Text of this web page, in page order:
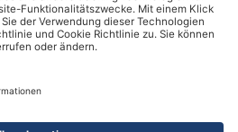
Haftungsausschluss
+44 1536 206969